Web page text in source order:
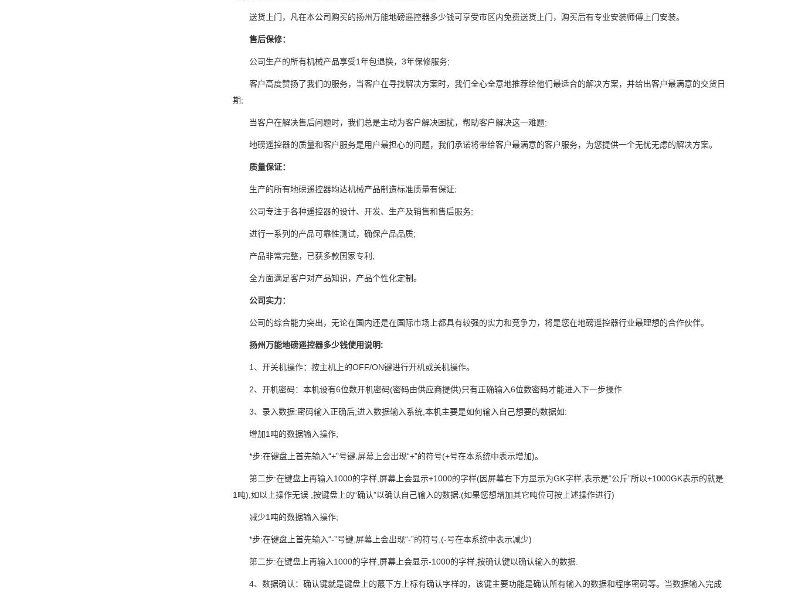
送货上门，凡在本公司购买的扬州万能地磅遥控器多少钱可享受市区内免费送货上门，购买后有专业安装师傅上门安装。
售后保修：
公司生产的所有机械产品享受1年包退换，3年保修服务;
客户高度赞扬了我们的服务，当客户在寻找解决方案时，我们全心全意地推荐给他们最适合的解决方案，并给出客户最满意的交货日
期;
当客户在解决售后问题时，我们总是主动为客户解决困扰，帮助客户解决这一难题;
地磅遥控器的质量和客户服务是用户最担心的问题，我们承诺将带给客户最满意的客户服务，为您提供一个无忧无虑的解决方案。
质量保证：
生产的所有地磅遥控器均达机械产品制造标准质量有保证;
公司专注于各种遥控器的设计、开发、生产及销售和售后服务;
进行一系列的产品可靠性测试，确保产品品质;
产品非常完整，已获多款国家专利;
全方面满足客户对产品知识，产品个性化定制。
公司实力：
公司的综合能力突出，无论在国内还是在国际市场上都具有较强的实力和竞争力，将是您在地磅遥控器行业最理想的合作伙伴。
扬州万能地磅遥控器多少钱使用说明:
1、开关机操作：按主机上的OFF/ON键进行开机或关机操作。
2、开机密码：本机设有6位数开机密码(密码由供应商提供)只有正确输入6位数密码才能进入下一步操作.
3、录入数据:密码输入正确后,进入数据输入系统,本机主要是如何输入自己想要的数据如:
增加1吨的数据输入操作;
*步:在键盘上首先输入“+”号键,屏幕上会出现“+”的符号(+号在本系统中表示增加)。
第二步:在键盘上再输入1000的字样,屏幕上会显示+1000的字样(因屏幕右下方显示为GK字样,表示是“公斤”所以+1000GK表示的就是
1吨),如以上操作无误 ,按键盘上的“确认”以确认自己输入的数据.(如果您想增加其它吨位可按上述操作进行)
减少1吨的数据输入操作;
*步:在键盘上首先输入“-”号键,屏幕上会出现“-”的符号,(-号在本系统中表示减少)
第二步:在键盘上再输入1000的字样,屏幕上会显示-1000的字样,按确认键以确认输入的数据.
4、数据确认：确认键就是键盘上的蕞下方上标有确认字样的，该键主要功能是确认所有输入的数据和程序密码等。当数据输入完成